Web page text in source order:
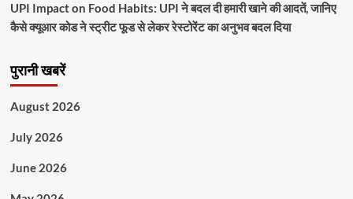
UPI Impact on Food Habits: UPI ने बदल दी हमारी खाने की आदतें, जानिए
कैसे क्यूआर कोड ने स्ट्रीट फूड से लेकर रेस्टोरेंट का अनुभव बदल दिया
पुरानी खबरें
August 2026
July 2026
June 2026